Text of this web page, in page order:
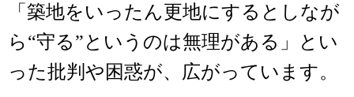
「築地をいったん更地にするとしなが
ら“守る”というのは無理がある」とい
った批判や困惑が、広がっています。